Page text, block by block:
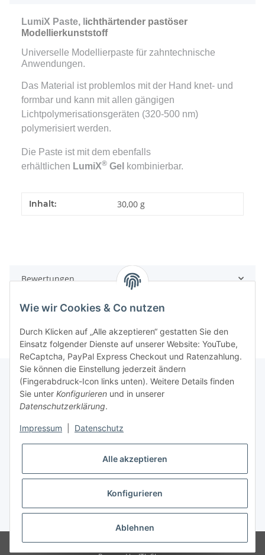
LumiX Paste, l ichthärtender pastöser
Modellierkunststoff
Universelle Modellierpaste für zahntechnische
Anwendungen.
Das Material ist problemlos mit der Hand knet- und
formbar und kann mit allen gängigen
Lichtpolymerisationsgeräten (320-500 nm)
polymerisiert werden.
Die Paste ist mit dem ebenfalls
erhältlichen LumiX® Gel kombinierbar.
Inhalt: 30,00 g
Bewertungen
Rechtliche Hinweise
Produktinformationen
* Alle Preise zzgl. gesetzlicher USt., zzgl.Versand
© SpezialDental
Wie wir Cookies & Co nutzen
Durch Klicken auf „Alle akzeptieren“ gestatten Sie den
Einsatz folgender Dienste auf unserer Website: YouTube,
ReCaptcha, PayPal Express Checkout und Ratenzahlung.
Sie können die Einstellung jederzeit ändern
(Fingerabdruck-Icon links unten). Weitere Details finden
Sie unter Konfigurieren und in unserer
Datenschutzerklärung.
Impressum Datenschutz
Alle akzeptieren
Konfigurieren
Ablehnen